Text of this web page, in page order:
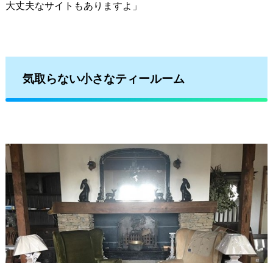
大丈夫なサイトもありますよ」
気取らない小さなティールーム